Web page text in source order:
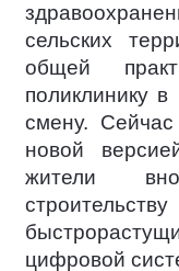
сельских
общей
поликлинику
смену.
новой
жители
цифровой